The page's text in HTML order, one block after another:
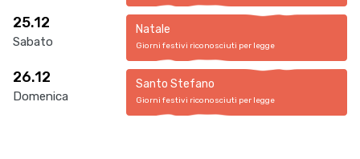
25.12
Sabato
Natale
Giorni festivi riconosciuti per legge
26.12
Domenica
Santo Stefano
Giorni festivi riconosciuti per legge